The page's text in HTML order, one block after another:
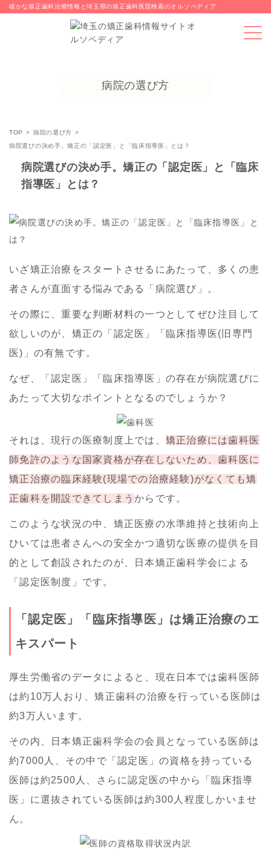
確かな矯正歯科治療情報と埼玉県の矯正歯科医院検索のオルソペディア
病院の選び方
TOP
病院の選び方
病院選びの決め手。矯正の「認定医」と「臨床指導医」とは？
病院選びの決め手。矯正の「認定医」と「臨床
指導医」とは？
いざ矯正治療をスタートさせるにあたって、多くの患
者さんが直面する悩みである「病院選び」。
その際に、重要な判断材料の一つとしてぜひ注目して
欲しいのが、矯正の「認定医」「臨床指導医(旧専門
医)」の有無です。
なぜ、「認定医」「臨床指導医」の存在が病院選びに
あたって大切なポイントとなるのでしょうか？
それは、現行の医療制度上では、 矯正治療には歯科医
師免許のような国家資格が存在しないため、歯科医に
矯正治療の臨床経験(現場での治療経験)がなくても矯
正歯科を開設できてしまうからです。
このような状況の中、矯正医療の水準維持と技術向上
ひいては患者さんへの安全かつ適切な医療の提供を目
的として創設されたのが、日本矯正歯科学会による
「認定医制度」です。
「認定医」「臨床指導医」は矯正治療のエ
キスパート
厚生労働省のデータによると、現在日本では歯科医師
は約10万人おり、矯正歯科の治療を行っている医師は
約3万人います。
その内、日本矯正歯科学会の会員となっている医師は
約7000人、その中で「認定医」の資格を持っている
医師は約2500人、さらに認定医の中から「臨床指導
医」に選抜されている医師は約300人程度しかいませ
ん。